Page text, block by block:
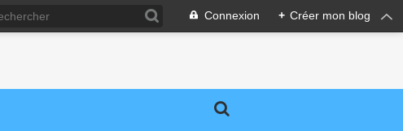
Connexion + Créer mon blog